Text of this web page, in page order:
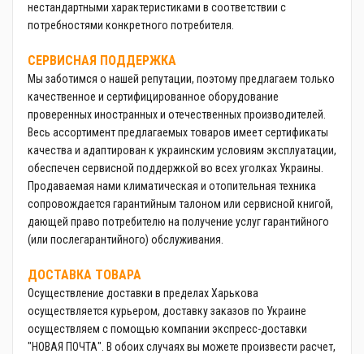
нестандартными характеристиками в соответствии с
потребностями конкретного потребителя.
СЕРВИСНАЯ ПОДДЕРЖКА
Мы заботимся о нашей репутации, поэтому предлагаем только
качественное и сертифицированное оборудование
проверенных иностранных и отечественных производителей.
Весь ассортимент предлагаемых товаров имеет сертификаты
качества и адаптирован к украинским условиям эксплуатации,
обеспечен сервисной поддержкой во всех уголках Украины.
Продаваемая нами климатическая и отопительная техника
сопровождается гарантийным талоном или сервисной книгой,
дающей право потребителю на получение услуг гарантийного
(или послегарантийного) обслуживания.
ДОСТАВКА ТОВАРА
Осуществление доставки в пределах Харькова
осуществляется курьером, доставку заказов по Украине
осуществляем с помощью компании экспресс-доставки
"НОВАЯ ПОЧТА". В обоих случаях вы можете произвести расчет,